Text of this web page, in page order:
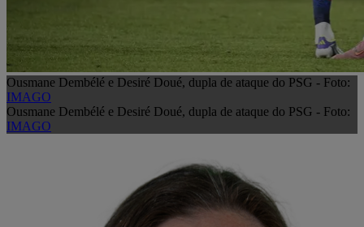
Ousmane Dembélé e Desiré Doué, dupla de ataque do PSG - Foto:
IMAGO
Ousmane Dembélé e Desiré Doué, dupla de ataque do PSG - Foto:
IMAGO